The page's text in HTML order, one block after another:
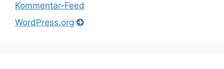
Kommentar-Feed
WordPress.org